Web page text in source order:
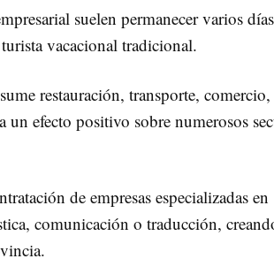
suelen permanecer varios
vacacional tradicional.
restauración, transporte, comercio,
efecto positivo sobre numerosos
de empresas especializadas en
comunicación o traducción,